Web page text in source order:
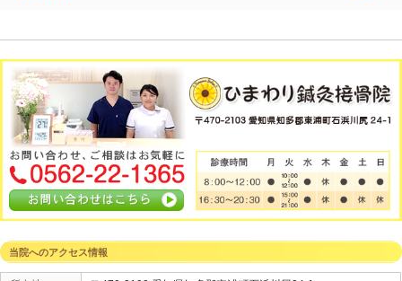
拶とさせていただきます。